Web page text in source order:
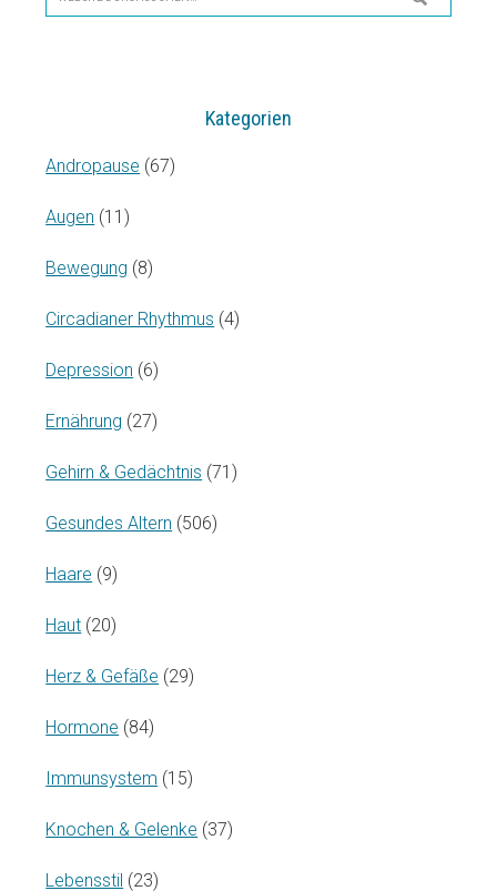
durchsuchen…
Kategorien
Andropause (67)
Augen (11)
Bewegung (8)
Circadianer Rhythmus (4)
Depression (6)
Ernährung (27)
Gehirn & Gedächtnis (71)
Gesundes Altern (506)
Haare (9)
Haut (20)
Herz & Gefäße (29)
Hormone (84)
Immunsystem (15)
Knochen & Gelenke (37)
Lebensstil (23)